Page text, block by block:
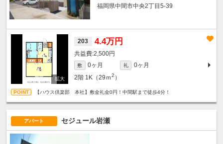
福岡県中間市中央2丁目5-39
203 4.4万円
2,500円
敷 0ヶ月 礼
0ヶ月
2階 1K（29ｍ2 ）
【ハウス倶楽部 本社】敷金礼金0円！中間駅まで徒歩4分！
アパート セジュール岩瀬